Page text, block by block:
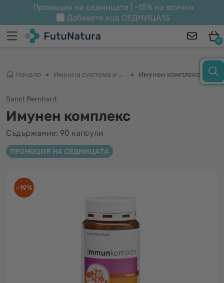
Промоция на седмицата | -15% на всичко
Добавете код СЕДМИЦА15
0
Начало Имунна система и енергия Имунен комплекс
Sanct Bernhard
Имунен комплекс
Съдържание: 90 капсули
ПРОМОЦИЯ НА СЕДМИЦАТА
-19%